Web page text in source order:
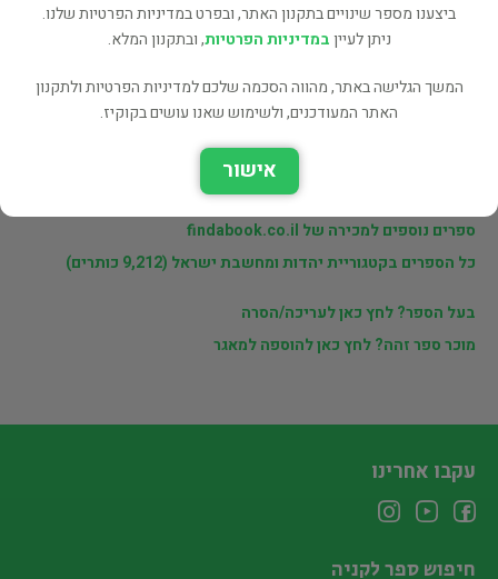
מוכרי findabook.co.il
ספרים נוספים למכירה של findabook.co.il
כל הספרים בקטגוריית יהדות ומחשבת ישראל (9,212 כותרים)
בעל הספר? לחץ כאן לעריכה/הסרה
מוכר ספר זהה? לחץ כאן להוספה למאגר
ביצענו מספר שינויים בתקנון האתר, ובפרט במדיניות הפרטיות שלנו.
ניתן לעייןבמדיניות הפרטיות, ובתקנון המלא.
המשך הגלישה באתר, מהווה הסכמה שלכם למדיניות הפרטיות ולתקנון
האתר המעודכנים, ולשימוש שאנו עושים בקוקיז.
אישור
עקבו אחרינו
חיפוש ספר לקניה